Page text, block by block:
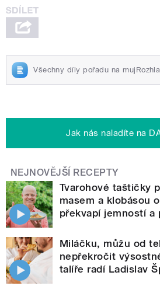
Všechny díly pořadu na
Jak nás naladíte na
NEJNOVĚJŠÍ RECEPTY
Tvarohové taštičky
masem a klobásou
překvapí jemností a
Miláčku, můžu od
nepřekročit
talíře radí Ladislav